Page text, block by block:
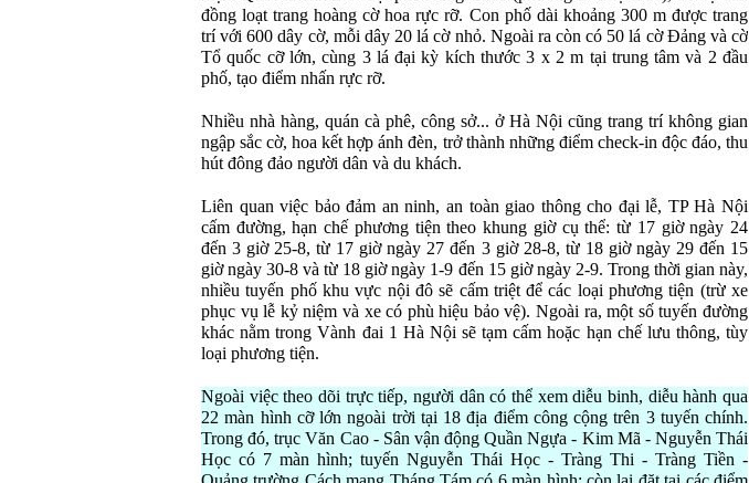
đồng loạt trang hoàng cờ hoa rực rỡ. Con phố dài khoảng 300 m được trang
trí với 600 dây cờ, mỗi dây 20 lá cờ nhỏ. Ngoài ra còn có 50 lá cờĐảng và cờ
Tổ quốc cỡ lớn, cùng 3 láđại kỳ kích thước 3 x 2 m tại trung tâm và 2đầu
phố, tạo điểm nhấn rực rỡ.
Nhiều nhà hàng, quán cà phê, công sở... ở Hà Nội cũng trang trí không gian
ngập sắc cờ, hoa kết hợpánhđèn, trở thành những điểm check-in độcđáo, thu
hútđông đảo người dân và du khách.
Liên quan việc bảođảm an ninh, an toàn giao thông cho đại lễ, TP Hà Nội
cấm đường, hạn chế phương tiện theo khung giờ cụ thể: từ 17 giờ ngày 24
đến 3 giờ 25-8, từ 17 giờ ngày 27đến 3 giờ 28-8, từ 18 giờ ngày 29 đến 15
giờ ngày 30-8 và từ 18 giờ ngày 1-9 đến 15 giờ ngày 2-9. Trong thời gian này,
nhiều tuyến phố khu vực nội đô sẽ cấm triệtđể các loại phương tiện (trừ xe
phục vụ lễ kỷ niệm và xe có phù hiệu bảo vệ). Ngoài ra, một số tuyếnđường
khác nằm trong Vành đai 1 Hà Nội sẽ tạm cấm hoặc hạn chế lưu thông, tùy
loại phương tiện.
Ngoài việc theo dõi trực tiếp, người dân có thể xem diễu binh, diễu hành qua
22 màn hình cỡ lớn ngoài trời tại 18địa điểm công cộng trên 3 tuyến chính.
Trongđó, trục Văn Cao - Sân vận động Quần Ngựa - Kim Mã - Nguyễn Thái
Học có 7 màn hình; tuyến Nguyễn Thái Học - Tràng Thi - Tràng Tiền -